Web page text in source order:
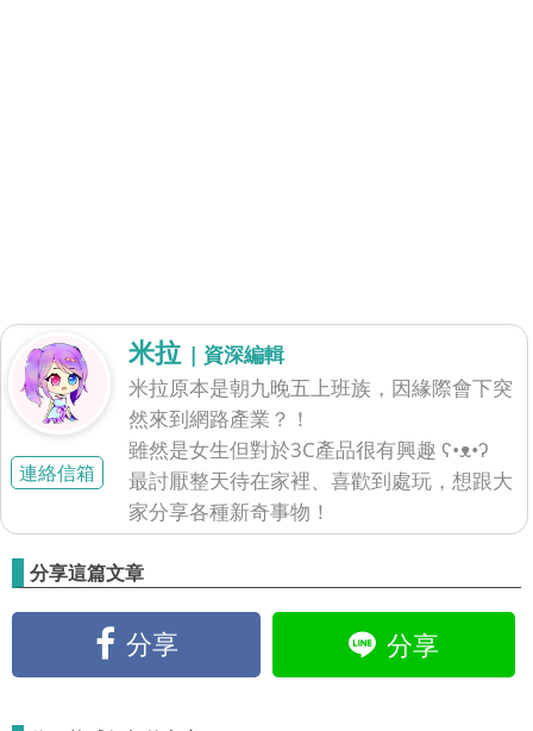
連絡信箱
米拉 | 資深編輯
米拉原本是朝九晚五上班族，因緣際會下突
然來到網路產業？！
雖然是女生但對於3C產品很有興趣 ʕ•ᴥ•ʔ
最討厭整天待在家裡、喜歡到處玩，想跟大
家分享各種新奇事物！
分享這篇文章
分享 分享